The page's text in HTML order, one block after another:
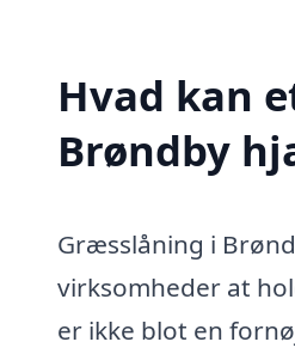
Hvad kan
Brøndby
Græsslåning i
virksomheder at
er ikke blot en